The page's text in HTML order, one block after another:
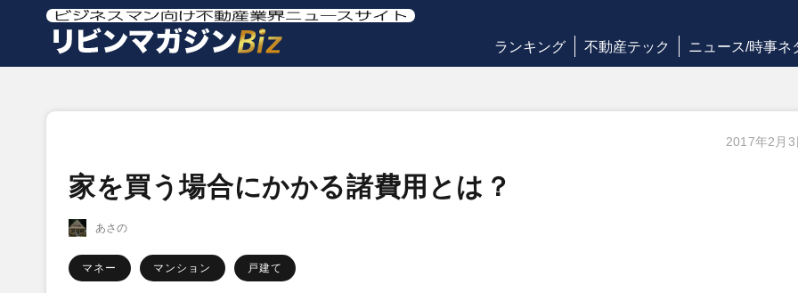
ランキング 不動産テック ニュース/時事ネ
2017年2月3
家を買う場合にかかる諸費用とは？
あさの
マネー マンション 戸建て